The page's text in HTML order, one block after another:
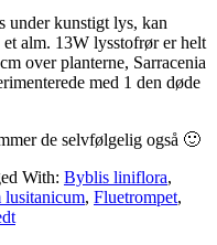
under kunstigt lys, kan
alm. 13W lysstofrør er helt
over planterne, Sarracenia
med 1 den døde
de selvfølgelig også 🙂
With: Byblis liniflora,
, Fluetrompet,